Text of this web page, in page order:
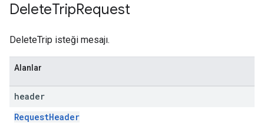
DeleteTripRequest
DeleteTrip isteği mesajı.
Alanlar
header
RequestHeader